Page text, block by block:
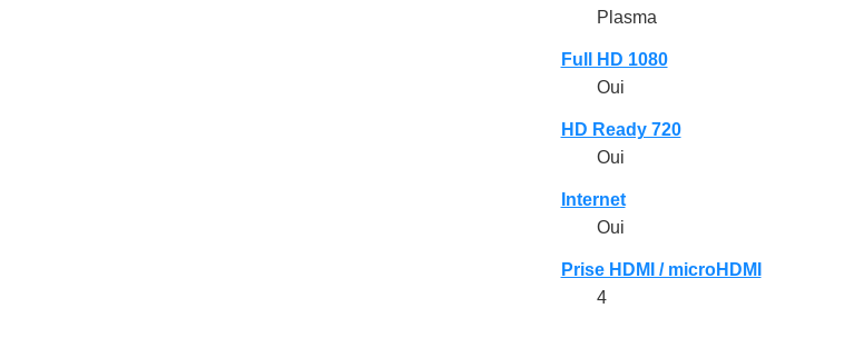
Plasma
Full HD 1080
Oui
HD Ready 720
Oui
Internet
Oui
Prise HDMI / microHDMI
4